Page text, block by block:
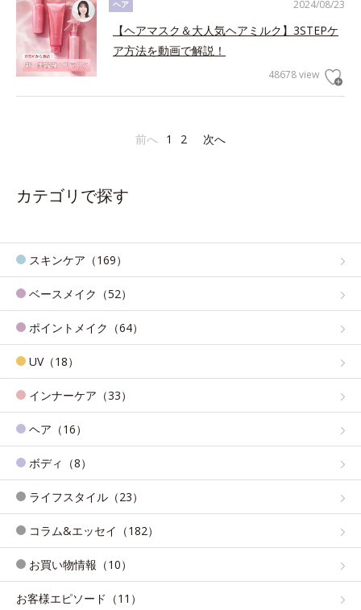
2024/08/23
ヘア
【ヘアマスク＆大人気ヘアミルク】3STEPケ
ア方法を動画で解説！
48678 view
前へ 1 2 次へ
カテゴリで探す
スキンケア（169）
ベースメイク（52）
ポイントメイク（64）
UV（18）
インナーケア（33）
ヘア（16）
ボディ（8）
ライフスタイル（23）
コラム&エッセイ（182）
お買い物情報（10）
お客様エピソード（11）